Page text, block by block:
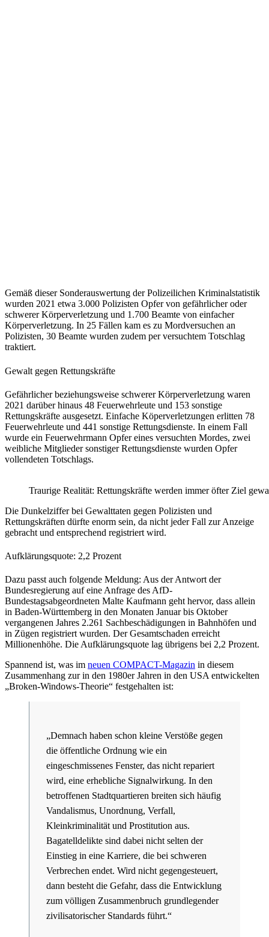
Gemäß dieser Sonderauswertung der Polizeilichen Kriminalstatistik
wurden 2021 etwa 3.000 Polizisten Opfer von gefährlicher oder
schwerer Körperverletzung und 1.700 Beamte von einfacher
Körperverletzung. In 25 Fällen kam es zu Mordversuchen an
Polizisten, 30 Beamte wurden zudem per versuchtem Totschlag
traktiert.
Gewalt gegen Rettungskräfte
Gefährlicher beziehungsweise schwerer Körperverletzung waren
2021 darüber hinaus 48 Feuerwehrleute und 153 sonstige
Rettungskräfte ausgesetzt. Einfache Köperverletzungen erlitten 78
Feuerwehrleute und 441 sonstige Rettungsdienste. In einem Fall
wurde ein Feuerwehrmann Opfer eines versuchten Mordes, zwei
weibliche Mitglieder sonstiger Rettungsdienste wurden Opfer
vollendeten Totschlags.
Traurige Realität: Rettungskräfte werden immer öfter Ziel
Die Dunkelziffer bei Gewalttaten gegen Polizisten und
Rettungskräften dürfte enorm sein, da nicht jeder Fall zur Anzeige
gebracht und entsprechend registriert wird.
Aufklärungsquote: 2,2 Prozent
Dazu passt auch folgende Meldung: Aus der Antwort der
Bundesregierung auf eine Anfrage des AfD-
Bundestagsabgeordneten Malte Kaufmann geht hervor, dass allein
in Baden-Württemberg in den Monaten Januar bis Oktober
vergangenen Jahres 2.261 Sachbeschädigungen in Bahnhöfen und
in Zügen registriert wurden. Der Gesamtschaden erreicht
Millionenhöhe. Die Aufklärungsquote lag übrigens bei 2,2 Prozent.
Spannend ist, was im neuen COMPACT-Magazin in diesem
Zusammenhang zur in den 1980er Jahren in den USA entwickelten
„Broken-Windows-Theorie“ festgehalten ist:
„Demnach haben schon kleine Verstöße gegen
die öffentliche Ordnung wie ein
eingeschmissenes Fenster, das nicht repariert
wird, eine erhebliche Signalwirkung. In den
betroffenen Stadtquartieren breiten sich häufig
Vandalismus, Unordnung, Verfall,
Kleinkriminalität und Prostitution aus.
Bagatelldelikte sind dabei nicht selten der
Einstieg in eine Karriere, die bei schweren
Verbrechen endet. Wird nicht gegengesteuert,
dann besteht die Gefahr, dass die Entwicklung
zum völligen Zusammenbruch grundlegender
zivilisatorischer Standards führt.“